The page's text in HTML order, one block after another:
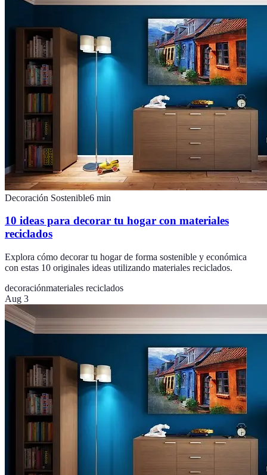
Decoración Sostenible6 min
10 ideas para decorar tu hogar con materiales
reciclados
Explora cómo decorar tu hogar de forma sostenible y económica
con estas 10 originales ideas utilizando materiales reciclados.
decoraciónmateriales reciclados
Aug 3